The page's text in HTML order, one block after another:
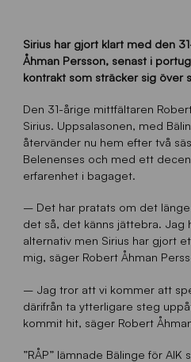
Sirius har gjort klart med den
Åhman Persson, senast i
kontrakt som sträcker sig över
Den 31-årige mittfältaren
Sirius. Uppsalasonen, med
återvänder nu hem efter två
Belenenses och med ett
erfarenhet i bagaget.
– Det har pratats om det
det så, det känns jättebra. Jag
alternativ men Sirius har gjort
mig, säger Robert Åhman
– Jag tror att vi kommer att
därifrån ta ytterligare steg
kommit hit, säger Robert
”RÅP” lämnade Bälinge för AIK